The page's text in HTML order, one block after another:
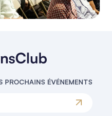
PROCHAINS ÉVÉNEMENTS